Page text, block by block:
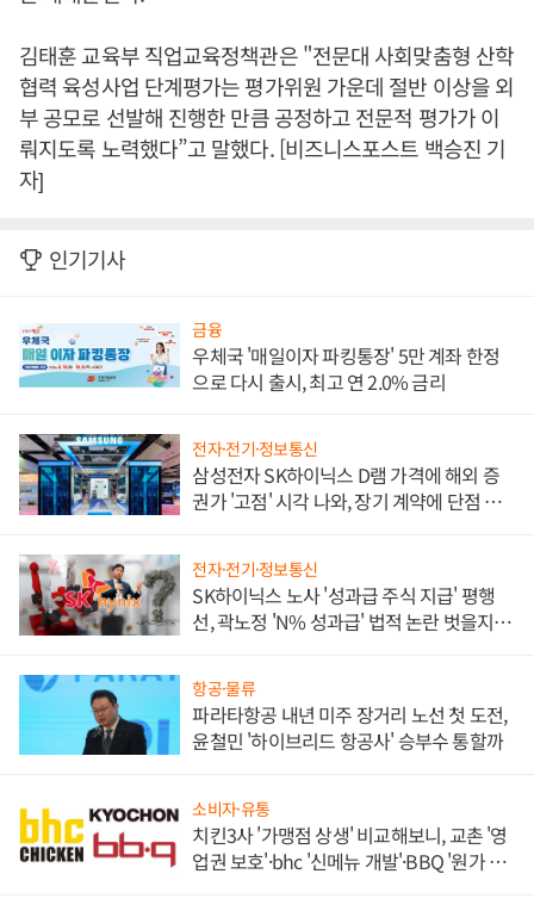
김태훈 교육부 직업교육정책관은 "전문대 사회맞춤형 산학
협력 육성사업 단계평가는 평가위원 가운데 절반 이상을 외
부 공모로 선발해 진행한 만큼 공정하고 전문적 평가가 이
뤄지도록 노력했다”고 말했다. [비즈니스포스트 백승진 기
자]
인기기사
금융
우체국 '매일이자 파킹통장' 5만 계좌 한정
으로 다시 출시, 최고 연 2.0% 금리
전자·전기·정보통신
삼성전자 SK하이닉스 D램 가격에 해외 증
권가 '고점' 시각 나와, 장기 계약에 단점 부
전자·전기·정보통신
SK하이닉스 노사 '성과급 주식 지급' 평행
선, 곽노정 'N% 성과급' 법적 논란 벗을지 주
항공·물류
파라타항공 내년 미주 장거리 노선 첫 도전,
윤철민 '하이브리드 항공사' 승부수 통할까
소비자·유통
치킨3사 '가맹점 상생' 비교해보니, 교촌 '영
업권 보호'·bhc '신메뉴 개발'·BBQ '원가 부